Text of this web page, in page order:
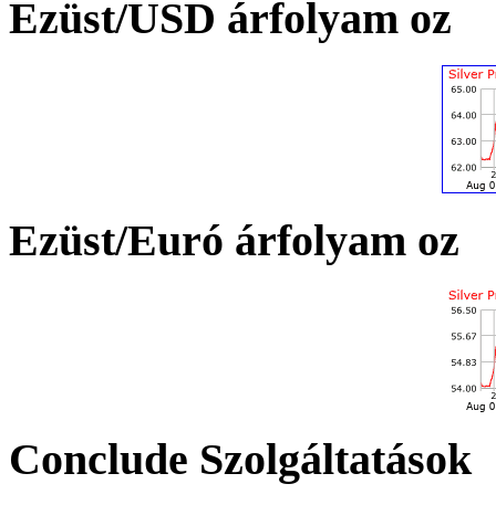
Ezüst/USD árfolyam oz
Ezüst/Euró árfolyam oz
Conclude Szolgáltatások